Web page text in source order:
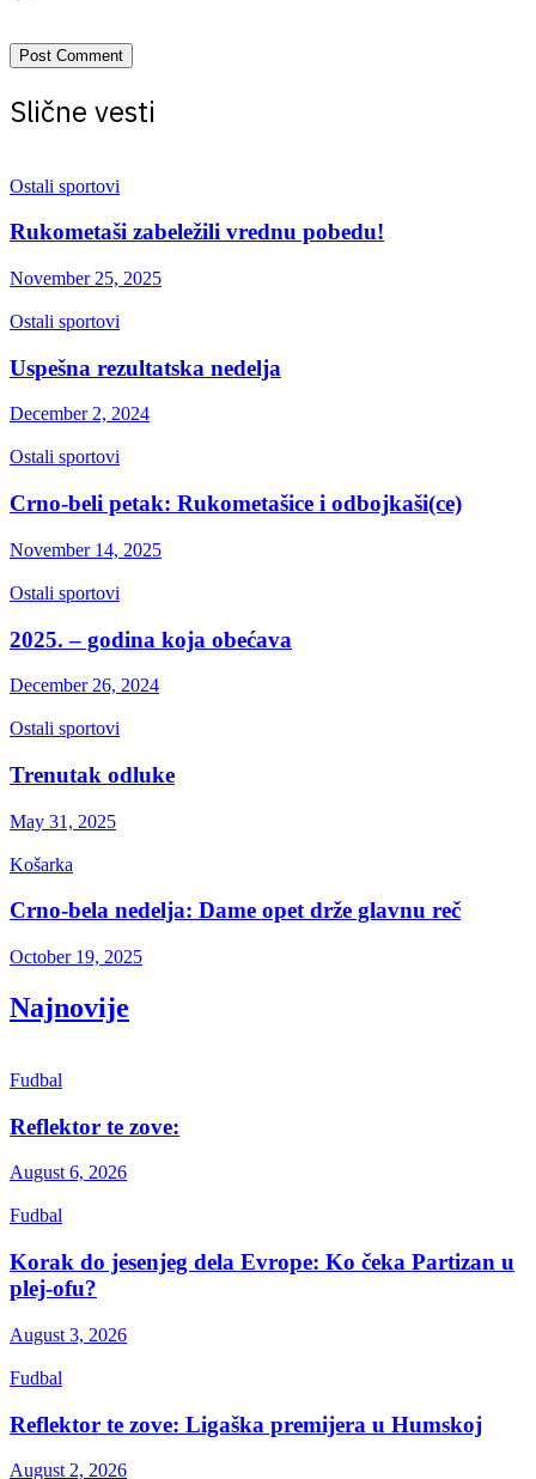
Slične vesti
Ostali sportovi
Rukometaši zabeležili vrednu pobedu!
November 25, 2025
Ostali sportovi
Uspešna rezultatska nedelja
December 2, 2024
Ostali sportovi
Crno-beli petak: Rukometašice i odbojkaši(ce)
November 14, 2025
Ostali sportovi
2025. – godina koja obećava
December 26, 2024
Ostali sportovi
Trenutak odluke
May 31, 2025
Košarka
Crno-bela nedelja: Dame opet drže glavnu reč
October 19, 2025
Najnovije
Fudbal
Reflektor te zove:
August 6, 2026
Fudbal
Korak do jesenjeg dela Evrope: Ko čeka Partizan u
plej-ofu?
August 3, 2026
Fudbal
Reflektor te zove: Ligaška premijera u Humskoj
August 2, 2026